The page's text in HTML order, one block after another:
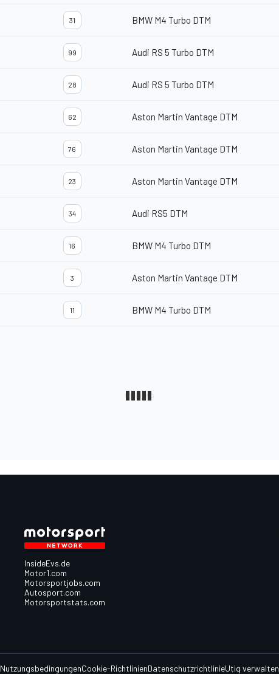
31 BMW M4 Turbo DTM
99 Audi RS 5 Turbo DTM
28 Audi RS 5 Turbo DTM
62 Aston Martin Vantage DTM
76 Aston Martin Vantage DTM
23 Aston Martin Vantage DTM
34 Audi RS5 DTM
16 BMW M4 Turbo DTM
3 Aston Martin Vantage DTM
11 BMW M4 Turbo DTM
InsideEvs.de
Motor1.com
Motorsportjobs.com
Autosport.com
Motorsportstats.com
NutzungsbedingungenCookie-RichtlinienDatenschutzrichtlinieUtiq verwalten